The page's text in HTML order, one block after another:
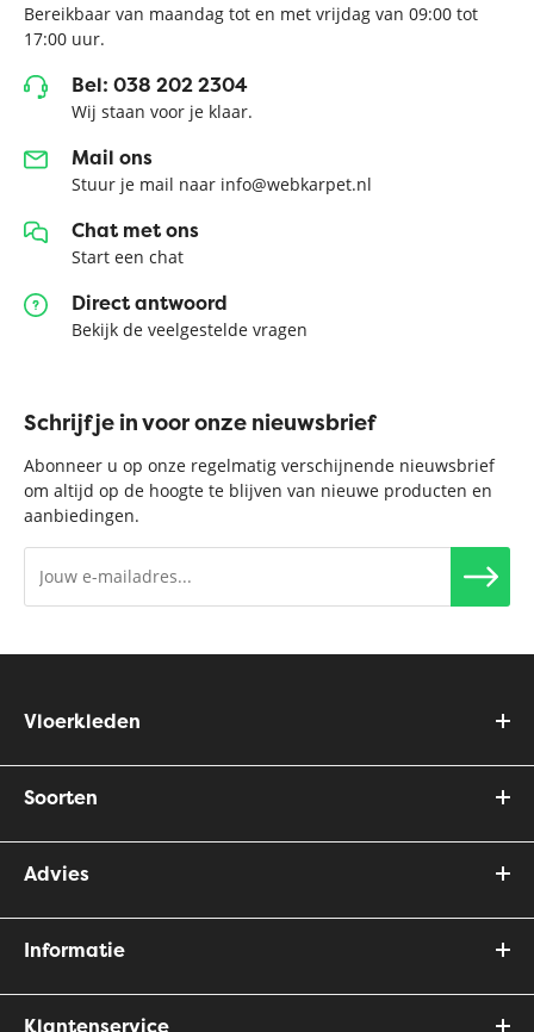
Bereikbaar van maandag tot en met vrijdag van 09:00 tot
17:00 uur.
Bel: 038 202 2304
Wij staan voor je klaar.
Mail ons
Stuur je mail naar info@webkarpet.nl
Chat met ons
Start een chat
Direct antwoord
Bekijk de veelgestelde vragen
Schrijf je in voor onze nieuwsbrief
Abonneer u op onze regelmatig verschijnende nieuwsbrief
om altijd op de hoogte te blijven van nieuwe producten en
aanbiedingen.
Vloerkleden
Soorten
Advies
Informatie
Klantenservice